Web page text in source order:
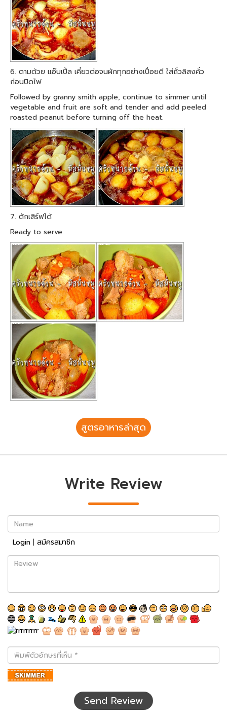
6. ตามด้วย แอ๊บเปิ้ล เคี่ยวต่อจนผักทุกอย่างเปื่อยดี ใส่ถั่วลิสงคั่ว
ก่อนปิดไฟ
Followed by granny smith apple, continue to simmer until
vegetable and fruit are soft and tender and add peeled
roasted peanut before turning off the heat.
7. ตักเสิร์ฟได้
Ready to serve.
สูตรอาหารล่าสุด
Write Review
Name
Login | สมัครสมาชิก
Review
พิมพ์
ตัว
อักษร
ที่
Send Review